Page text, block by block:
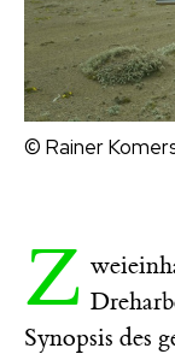
© Rainer
Z
Synopsis des